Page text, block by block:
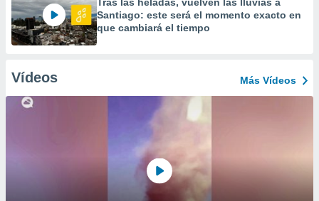
Santiago: este será el momento exacto en
que cambiará el tiempo
Vídeos Más Vídeos